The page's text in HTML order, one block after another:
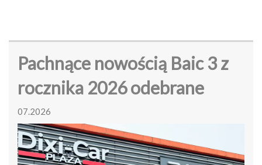
Pachnące nowością Baic 3 z
rocznika 2026 odebrane
07.2026